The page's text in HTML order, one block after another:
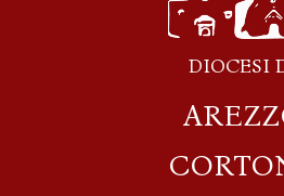
DIOCESI